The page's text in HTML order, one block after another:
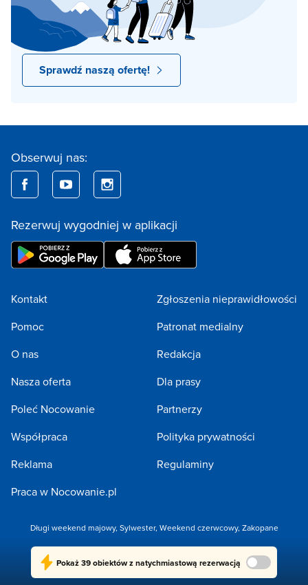
Pokaż39 obiektówz natychmiastową rezerwacją
Sprawdź naszą ofertę!
Obserwuj nas:
Rezerwuj wygodniej w aplikacji
Kontakt
Pomoc
O nas
Nasza oferta
Poleć Nocowanie
Współpraca
Reklama
Praca w Nocowanie.pl
Zgłoszenia nieprawidłowości
Patronat medialny
Redakcja
Dla prasy
Partnerzy
Polityka prywatności
Regulaminy
Długi weekend majowy, Sylwester, Weekend czerwcowy, Zakopane
Copyright 2005-2026 by NOCOWANIE.PL Sp. z o.o.